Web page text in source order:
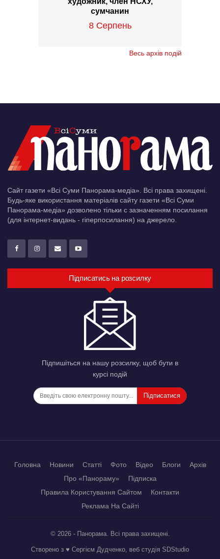
сумчанин
8 Серпень
Весь архів подій
Сайт газети «Всі Суми Панорама-медіа». Всі права захищені.
Будь-яке використання матеріалів сайту газети «Всі Суми
Панорама-медіа» дозволено тільки c зазначенням посилання
(для інтернет-видань - гіперпосилання) на джерело.
Підписатись на розсилку
Підпишіться на нашу розсилку, щоб бути в
курсі подій
Підписатися
Головна Новини Статті Фото Відео Блоги
Архів
Про «Панораму»
Підписка
Правила Користування Сайтом
Контакти
Реклама На Сайті
© 2026 - Панорама. Всі права захищені.
Створено з ♥ Сергієм Дудченко, веб студія SDStudio